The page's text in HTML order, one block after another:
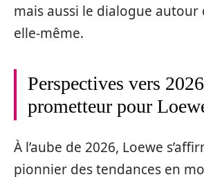
mais aussi le dialogue autour
elle-même.
Perspectives vers
prometteur pour
À l’aube de 2026, Loewe
pionnier des tendances en